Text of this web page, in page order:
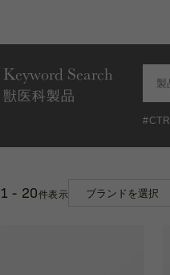
Keyword Search
獣医科製品
#CTR
1 - 20件表示